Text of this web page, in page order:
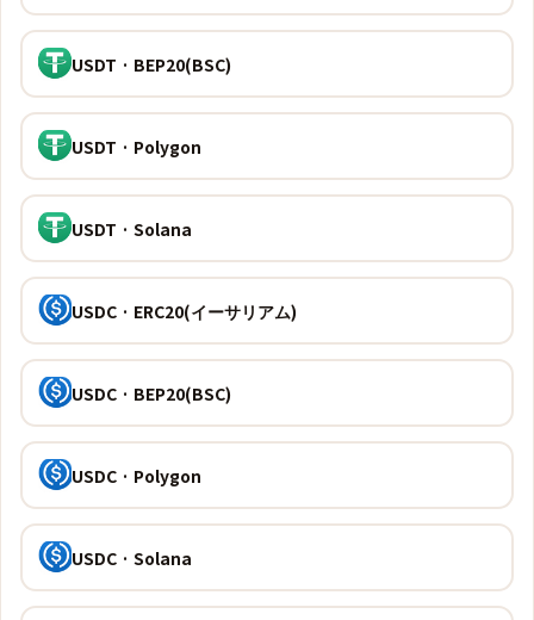
USDT · BEP20(BSC)
USDT · Polygon
USDT · Solana
USDC · ERC20(イーサリアム)
USDC · BEP20(BSC)
USDC · Polygon
USDC · Solana